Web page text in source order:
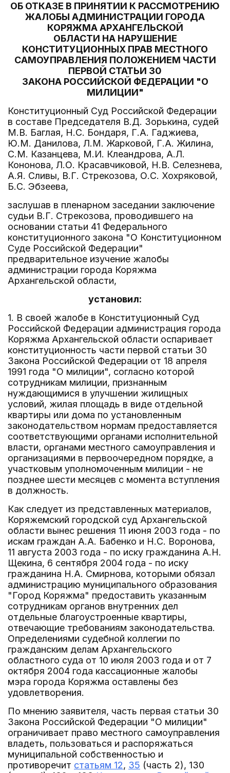
ОБ ОТКАЗЕ В ПРИНЯТИИ К РАССМОТРЕНИЮ
ЖАЛОБЫ АДМИНИСТРАЦИИ ГОРОДА
КОРЯЖМА АРХАНГЕЛЬСКОЙ
ОБЛАСТИ НА НАРУШЕНИЕ
КОНСТИТУЦИОННЫХ ПРАВ МЕСТНОГО
САМОУПРАВЛЕНИЯ ПОЛОЖЕНИЕМ ЧАСТИ
ПЕРВОЙ СТАТЬИ 30
ЗАКОНА РОССИЙСКОЙ ФЕДЕРАЦИИ "О
МИЛИЦИИ"
Конституционный Суд Российской Федерации
в составе Председателя В.Д. Зорькина, судей
М.В. Баглая, Н.С. Бондаря, Г.А. Гаджиева,
Ю.М. Данилова, Л.М. Жарковой, Г.А. Жилина,
С.М. Казанцева, М.И. Клеандрова, А.Л.
Кононова, Л.О. Красавчиковой, Н.В. Селезнева,
А.Я. Сливы, В.Г. Стрекозова, О.С. Хохряковой,
Б.С. Эбзеева,
заслушав в пленарном заседании заключение
судьи В.Г. Стрекозова, проводившего на
основании статьи 41 Федерального
конституционного закона "О Конституционном
Суде Российской Федерации"
предварительное изучение жалобы
администрации города Коряжма
Архангельской области,
установил:
1. В своей жалобе в Конституционный Суд
Российской Федерации администрация города
Коряжма Архангельской области оспаривает
конституционность части первой статьи 30
Закона Российской Федерации от 18 апреля
1991 года "О милиции", согласно которой
сотрудникам милиции, признанным
нуждающимися в улучшении жилищных
условий, жилая площадь в виде отдельной
квартиры или дома по установленным
законодательством нормам предоставляется
соответствующими органами исполнительной
власти, органами местного самоуправления и
организациями в первоочередном порядке, а
участковым уполномоченным милиции - не
позднее шести месяцев с момента вступления
в должность.
Как следует из представленных материалов,
Коряжемский городской суд Архангельской
области вынес решения 11 июня 2003 года - по
искам граждан А.А. Бабенко и Н.С. Воронова,
11 августа 2003 года - по иску гражданина А.Н.
Щекина, 6 сентября 2004 года - по иску
гражданина Н.А. Смирнова, которыми обязал
администрацию муниципального образования
"Город Коряжма" предоставить указанным
сотрудникам органов внутренних дел
отдельные благоустроенные квартиры,
отвечающие требованиям законодательства.
Определениями судебной коллегии по
гражданским делам Архангельского
областного суда от 10 июля 2003 года и от 7
октября 2004 года кассационные жалобы
мэра города Коряжма оставлены без
удовлетворения.
По мнению заявителя, часть первая статьи 30
Закона Российской Федерации "О милиции"
ограничивает право местного самоуправления
владеть, пользоваться и распоряжаться
муниципальной собственностью и
противоречит статьям 12, 35 (часть 2), 130